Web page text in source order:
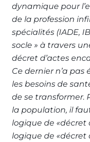
dynamique pour
de la profession
spécialités (IADE,
socle » à travers
décret d’actes
Ce dernier n’a
les besoins de
de se transformer.
la population, il
logique de «décret
logique de «décret